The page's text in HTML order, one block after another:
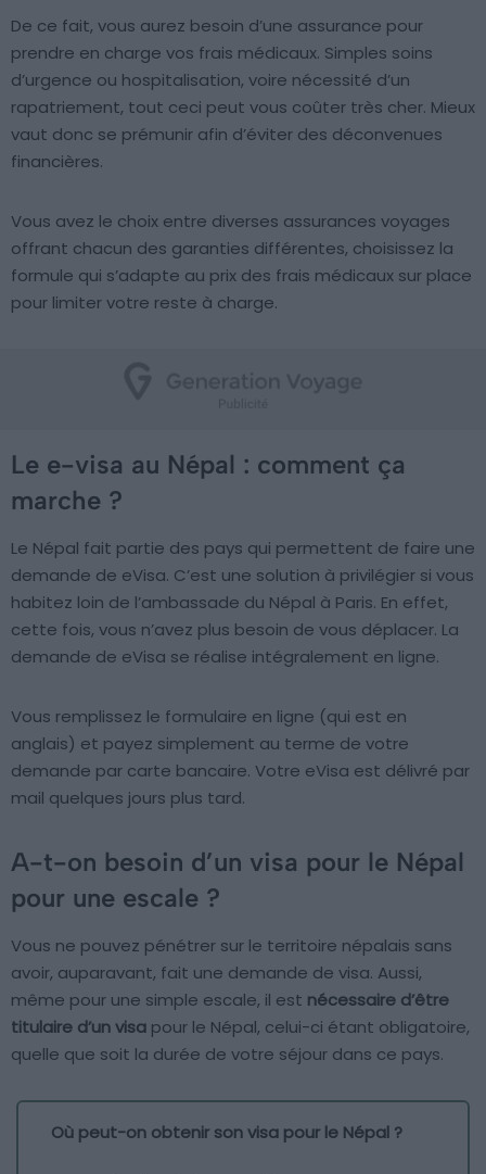
De ce fait, vous aurez besoin d’une assurance pour
prendre en charge vos frais médicaux. Simples soins
d’urgence ou hospitalisation, voire nécessité d’un
rapatriement, tout ceci peut vous coûter très cher. Mieux
vaut donc se prémunir afin d’éviter des déconvenues
financières.
Vous avez le choix entre diverses assurances voyages
offrant chacun des garanties différentes, choisissez la
formule qui s’adapte au prix des frais médicaux sur place
pour limiter votre reste à charge.
Le e-visa au Népal : comment ça
marche ?
Le Népal fait partie des pays qui permettent de faire une
demande de eVisa. C’est une solution à privilégier si vous
habitez loin de l’ambassade du Népal à Paris. En effet,
cette fois, vous n’avez plus besoin de vous déplacer. La
demande de eVisa se réalise intégralement en ligne.
Vous remplissez le formulaire en ligne (qui est en
anglais) et payez simplement au terme de votre
demande par carte bancaire. Votre eVisa est délivré par
mail quelques jours plus tard.
A-t-on besoin d’un visa pour le Népal
pour une escale ?
Vous ne pouvez pénétrer sur le territoire népalais sans
avoir, auparavant, fait une demande de visa. Aussi,
même pour une simple escale, il est nécessaire d’être
titulaire d’un visa pour le Népal, celui-ci étant obligatoire,
quelle que soit la durée de votre séjour dans ce pays.
Où peut-on obtenir son visa pour le Népal ?